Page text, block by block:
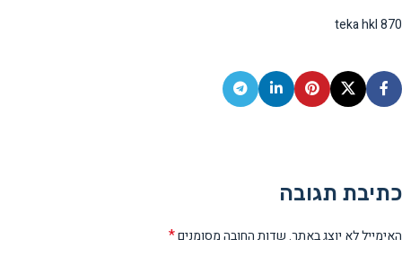
teka hkl 870
כתיבת תגובה
האימייל לא יוצג באתר.שדות החובה מסומנים*